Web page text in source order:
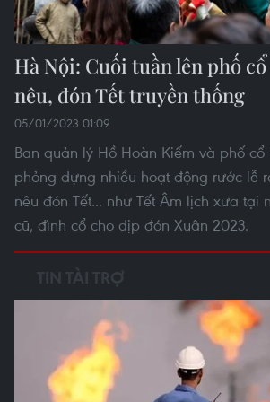
Hà Nội: Cuối tuần lên phố
nêu, đón Tết truyền thống
05/01/2023 01:09
Ban quản lý Hồ Hoàn Kiếm và phố
phỏng dựng nhiều hoạt động rước lễ
nêu đón Tết... như Tết Âm lịch xưa tại
cũ, đình cổ cho dịp đón Xuân 2023.